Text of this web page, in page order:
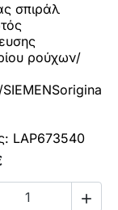
σπιράλ
ρούχων/
SIEMENSorigina
LAP673540
